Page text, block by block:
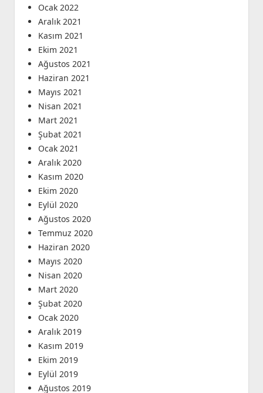
Ocak 2022
Aralık 2021
Kasım 2021
Ekim 2021
Ağustos 2021
Haziran 2021
Mayıs 2021
Nisan 2021
Mart 2021
Şubat 2021
Ocak 2021
Aralık 2020
Kasım 2020
Ekim 2020
Eylül 2020
Ağustos 2020
Temmuz 2020
Haziran 2020
Mayıs 2020
Nisan 2020
Mart 2020
Şubat 2020
Ocak 2020
Aralık 2019
Kasım 2019
Ekim 2019
Eylül 2019
Ağustos 2019